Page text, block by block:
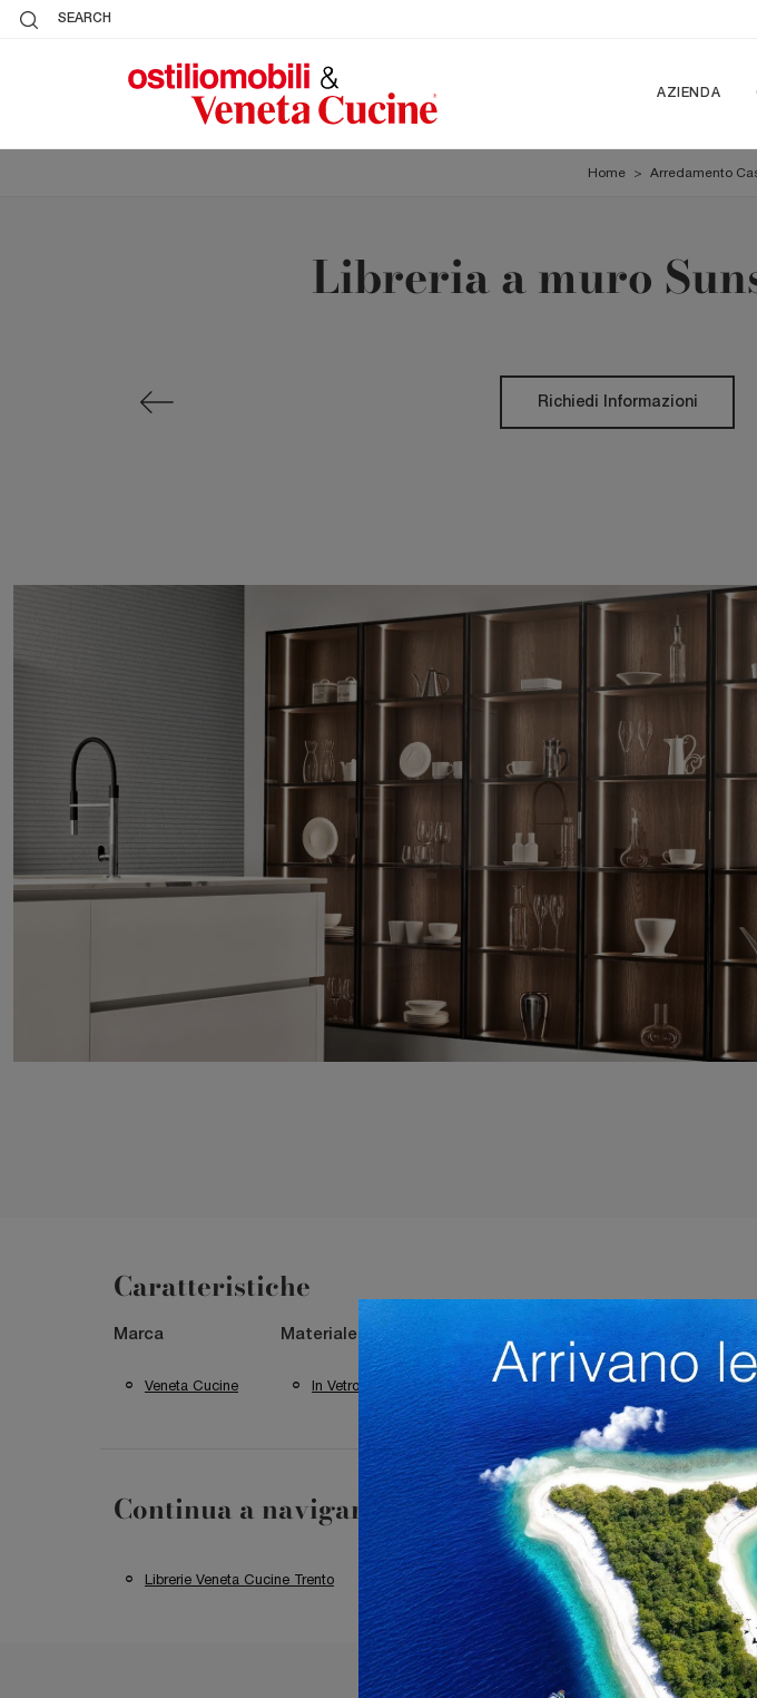
SEARCH
AZIENDA
Home > Arredamento
Libreria a muro
Richiedi Informazioni
Caratteristiche
Marca
Veneta Cucine
Materiale
In Vetro Moderne
Tipologia
A Muro
Continua a navigare
Librerie Veneta Cucine Trento Librerie Veneta Cucine Mantova Librerie